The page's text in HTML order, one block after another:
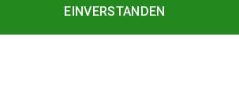
EINVERSTANDEN